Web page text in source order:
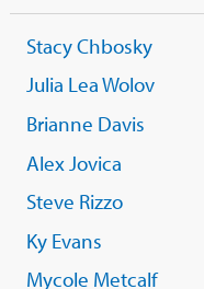
Stacy Chbosky
Julia Lea Wolov
Brianne Davis
Alex Jovica
Steve Rizzo
Ky Evans
Mycole Metcalf